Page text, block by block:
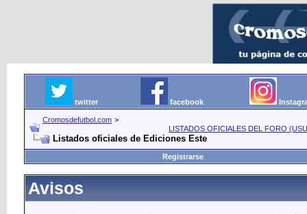
twitter facebook
Cromosdefutbol.com >
LISTADOS OFICIALES DEL FORO
Listados oficiales de Ediciones Este
Registrarse
Avisos